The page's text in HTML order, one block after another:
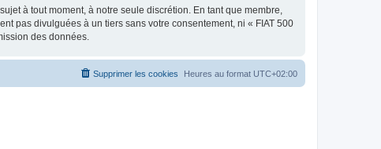
à tout moment, à notre seule discrétion. En tant que membre,
pas divulguées à un tiers sans votre consentement, ni « FIAT 500
des données.
Heures au format UTC+02:00
Supprimer les cookies